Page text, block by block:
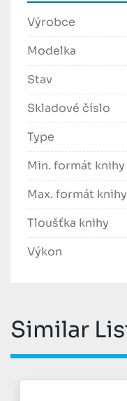
Výrobce
Modelka
Stav
Skladové číslo
Type
Min. formát knihy
Max. formát knihy
Tloušťka knihy
Výkon
Similar